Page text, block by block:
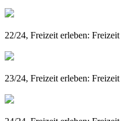
22/24, Freizeit erleben:
23/24, Freizeit erleben: